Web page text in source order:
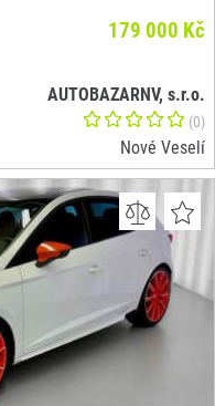
179 000 Kč
AUTOBAZARNV, s.r.o.
(0)
Nové Veselí